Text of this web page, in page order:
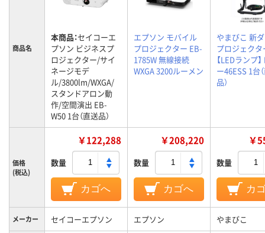
商品名
本商品：セイコーエ
プソン ビジネスプ
ロジェクター/サイ
ネージモデ
ル/3800lm/WXGA/
スタンドアロン動
作/空間演出 EB-
W50 1台（直送品）
エプソン モバイル
プロジェクター EB-
1785W 無線接続
WXGA 3200ルーメン
やまびこ 新
プロジェクタ
【LEDランプ
ー46ESS 1台
品）
価格
(税込)
￥122,288
数量
カゴへ
￥208,220
数量
カゴへ
￥
数量
カ
メーカー セイコーエプソン エプソン やまびこ